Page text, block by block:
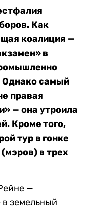
Как
коалиция —
в
Однако самый
правая
— она утроила
Кроме того,
тур в гонке
в трех
—
земельный